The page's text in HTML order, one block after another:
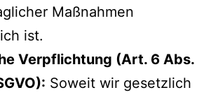
Maßnahmen
ist.
Verpflichtung (Art. 6 Abs.
Soweit wir gesetzlich